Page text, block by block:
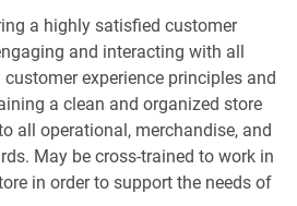
a highly satisfied customer
and interacting with all
experience principles and
a clean and organized store
all operational, merchandise, and
May be cross-trained to work in
in order to support the needs of